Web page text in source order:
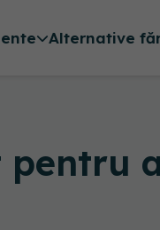
Alternative
pentru